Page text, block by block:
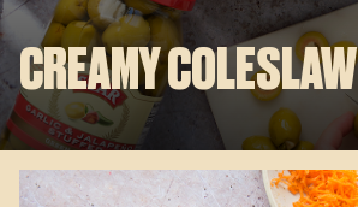
CREAMY COLESLAW